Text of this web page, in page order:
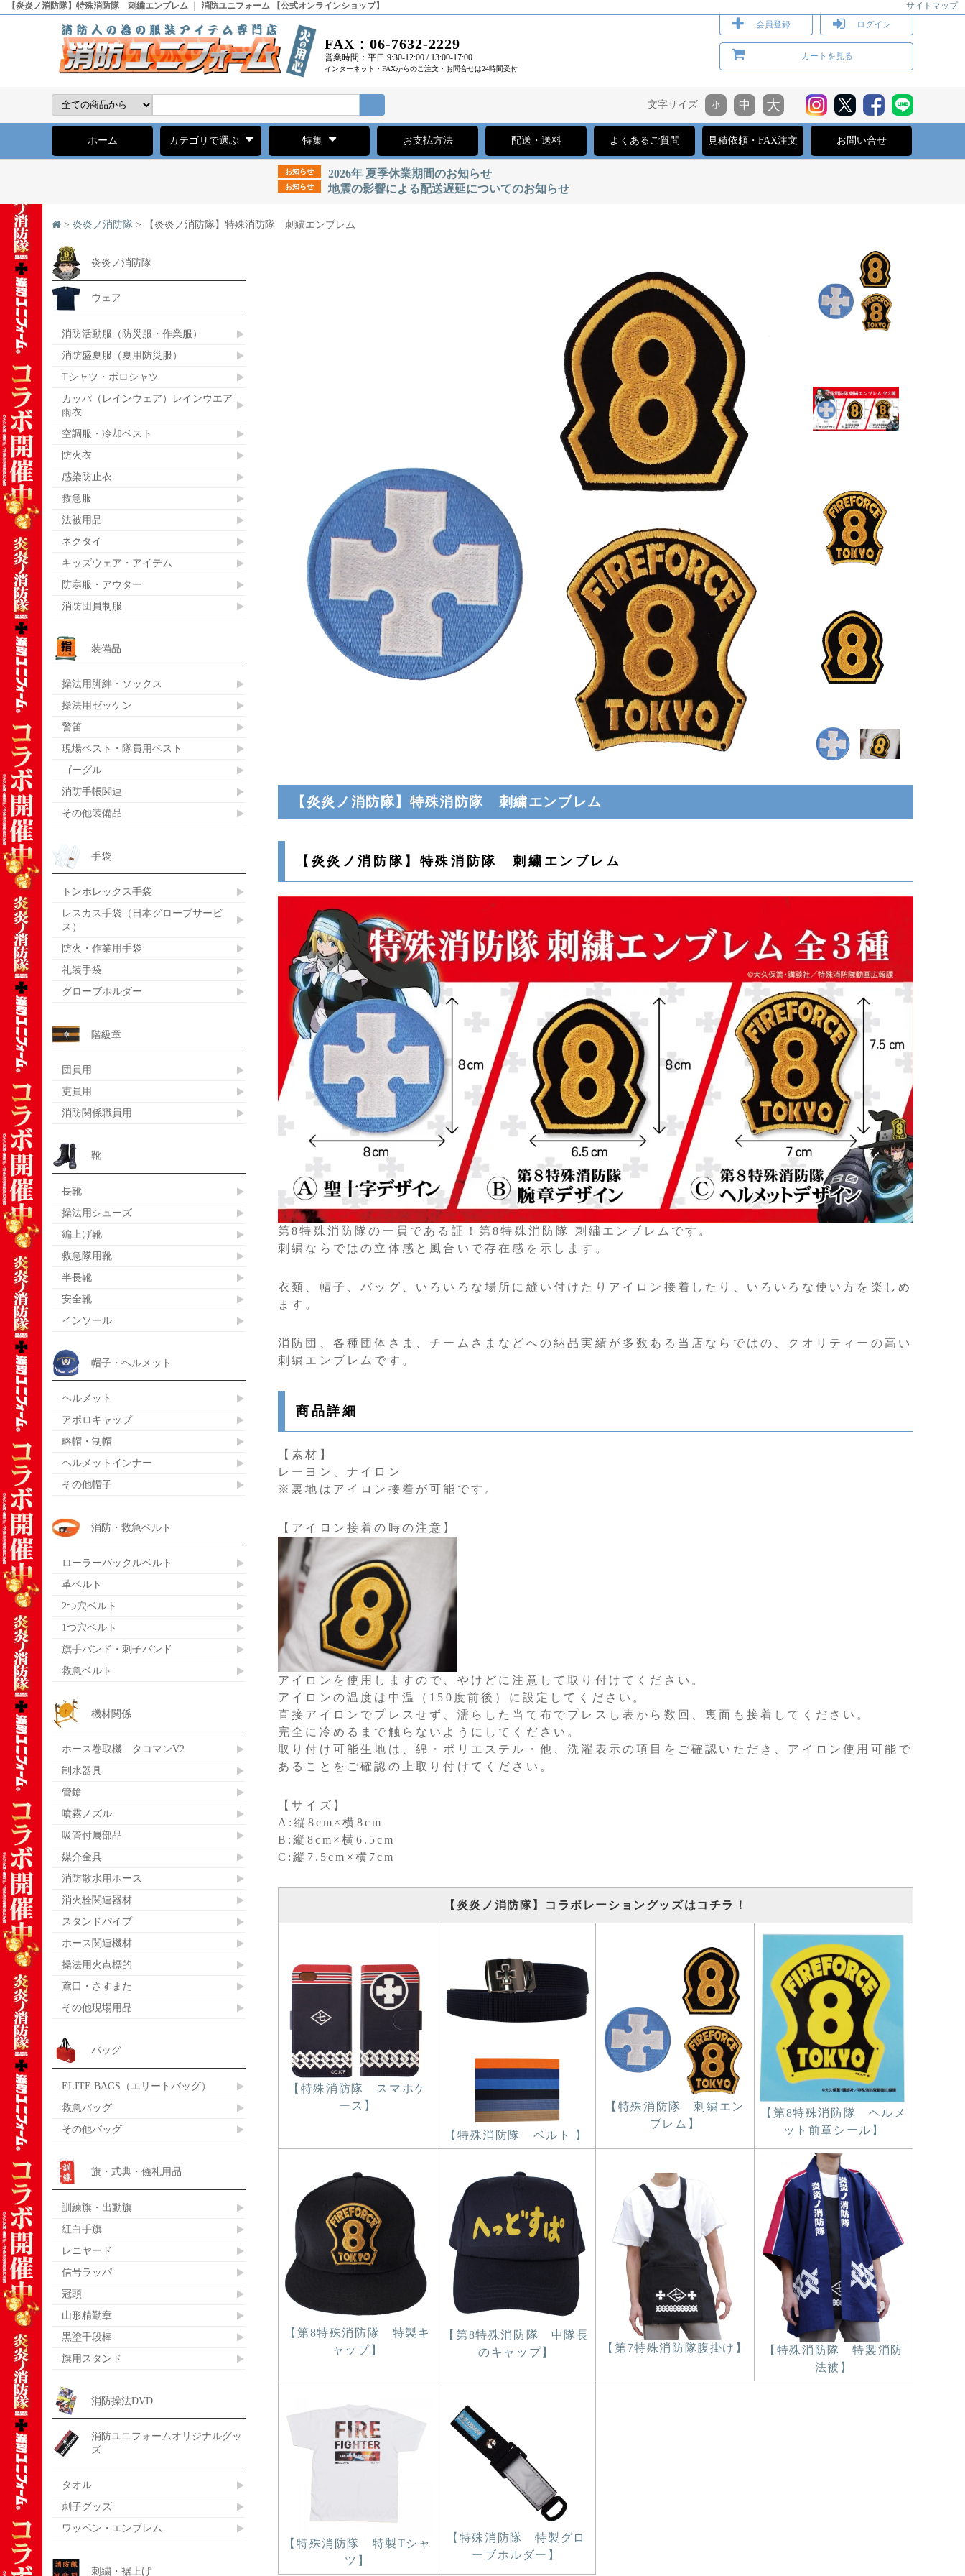
【炎炎ノ消防隊】特殊消防隊 刺繍エンブレム ｜ 消防ユニフォーム 【公式オンラインショップ】 サイトマップ
FAX：06-7632-2229
営業時間：平日 9:30-12:00 / 13:00-17:00
インターネット・FAXからのご注文・お問合せは24時間受付
会員登録 ログイン
カートを見る
文字サイズ
ホーム カテゴリで選ぶ 特集 お支払方法 配送・送料 よくあるご質問 見積依頼・FAX注文 お問い合せ
お知らせ 2026年 夏季休業期間のお知らせ
お知らせ 地震の影響による配送遅延についてのお知らせ
> 炎炎ノ消防隊 > 【炎炎ノ消防隊】特殊消防隊 刺繍エンブレム
【炎炎ノ消防隊】特殊消防隊 刺繍エンブレム
【炎炎ノ消防隊】特殊消防隊 刺繍エンブレム
第8特殊消防隊の一員である証！第8特殊消防隊 刺繍エンブレムです。
刺繍ならではの立体感と風合いで存在感を示します。
衣類、帽子、バッグ、いろいろな場所に縫い付けたりアイロン接着したり、いろいろな使い方を楽しめ
ます。
消防団、各種団体さま、チームさまなどへの納品実績が多数ある当店ならではの、クオリティーの高い
刺繍エンブレムです。
商品詳細
【素材】
レーヨン、ナイロン
※裏地はアイロン接着が可能です。
【アイロン接着の時の注意】
アイロンを使用しますので、やけどに注意して取り付けてください。
アイロンの温度は中温（150度前後）に設定してください。
直接アイロンでプレスせず、濡らした当て布でプレスし表から数回、裏面も接着してください。
完全に冷めるまで触らないようにしてください。
取り付け可能生地は、綿・ポリエステル・他、洗濯表示の項目をご確認いただき、アイロン使用可能で
あることをご確認の上取り付けてください。
【サイズ】
A:縦8cm×横8cm
B:縦8cm×横6.5cm
C:縦7.5cm×横7cm
【炎炎ノ消防隊】コラボレーショングッズはコチラ！
【特殊消防隊 スマホケ
ース】
【特殊消防隊 ベルト 】
【特殊消防隊 刺繍エン
ブレム】
【第8特殊消防隊 ヘルメ
ット前章シール】
【第8特殊消防隊 特製キ
ャップ】
【第8特殊消防隊 中隊長
のキャップ】
【第7特殊消防隊腹掛け】
【特殊消防隊 特製消防
法被】
【特殊消防隊 特製Tシャ
ツ】
【特殊消防隊 特製グロ
ーブホルダー】
炎炎ノ消防隊
ウェア
消防活動服（防災服・作業服）
消防盛夏服（夏用防災服）
Tシャツ・ポロシャツ
カッパ（レインウェア）レインウエア
雨衣
空調服・冷却ベスト
防火衣
感染防止衣
救急服
法被用品
ネクタイ
キッズウェア・アイテム
防寒服・アウター
消防団員制服
装備品
操法用脚絆・ソックス
操法用ゼッケン
警笛
現場ベスト・隊員用ベスト
ゴーグル
消防手帳関連
その他装備品
手袋
トンボレックス手袋
レスカス手袋（日本グローブサービ
ス）
防火・作業用手袋
礼装手袋
グローブホルダー
階級章
団員用
吏員用
消防関係職員用
靴
長靴
操法用シューズ
編上げ靴
救急隊用靴
半長靴
安全靴
インソール
帽子・ヘルメット
ヘルメット
アポロキャップ
略帽・制帽
ヘルメットインナー
その他帽子
消防・救急ベルト
ローラーバックルベルト
革ベルト
2つ穴ベルト
1つ穴ベルト
旗手バンド・刺子バンド
救急ベルト
機材関係
ホース巻取機 タコマンV2
制水器具
管鎗
噴霧ノズル
吸管付属部品
媒介金具
消防散水用ホース
消火栓関連器材
スタンドパイプ
ホース関連機材
操法用火点標的
鳶口・さすまた
その他現場用品
バッグ
ELITE BAGS（エリートバッグ）
救急バッグ
その他バッグ
旗・式典・儀礼用品
訓練旗・出動旗
紅白手旗
レニヤード
信号ラッパ
冠頭
山形精勤章
黒塗千段棒
旗用スタンド
消防操法DVD
消防ユニフォームオリジナルグッ
ズ
タオル
刺子グッズ
ワッペン・エンブレム
刺繍・裾上げ